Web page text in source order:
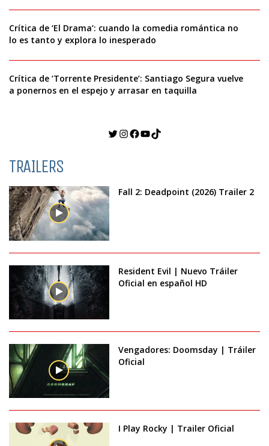
Crítica de ‘El Drama’: cuando la comedia romántica no
lo es tanto y explora lo inesperado
Crítica de ‘Torrente Presidente’: Santiago Segura vuelve
a ponernos en el espejo y arrasar en taquilla
Twitter
Instagram
Facebook
YouTube
TikTok
TRAILERS
Fall 2: Deadpoint (2026) Trailer 2
Resident Evil | Nuevo Tráiler
Oficial en español HD
Vengadores: Doomsday | Tráiler
Oficial
I Play Rocky | Trailer Oficial